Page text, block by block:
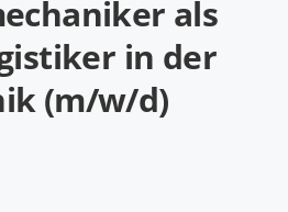
Jobs
als
in der
(m/w/d)